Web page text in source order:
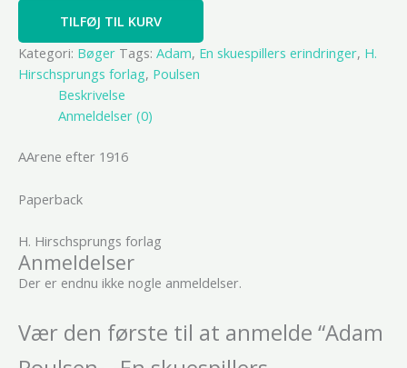
TILFØJ TIL KURV
Kategori: Bøger Tags: Adam, En skuespillers erindringer, H.
Hirschsprungs forlag, Poulsen
Beskrivelse
Anmeldelser (0)
AArene efter 1916
Paperback
H. Hirschsprungs forlag
Anmeldelser
Der er endnu ikke nogle anmeldelser.
Vær den første til at anmelde “Adam